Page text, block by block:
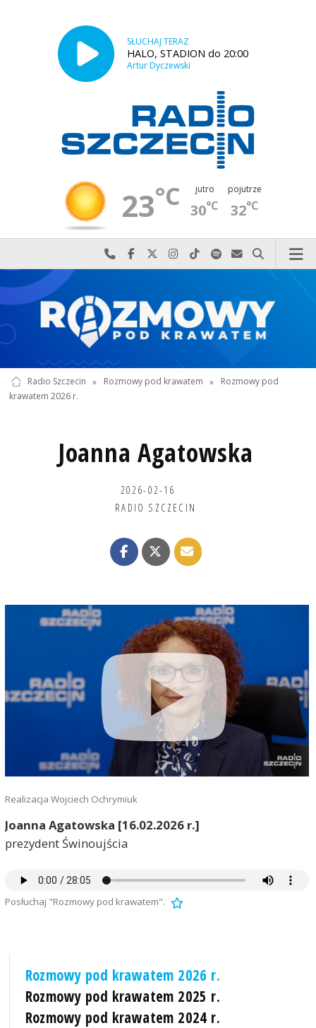
SŁUCHAJ TERAZ
HALO, STADION do 20:00
Artur Dyczewski
23°C jutro
30°C
pojutrze
32°C
Najlepiej po prostu do nas zadzwoń
Odwiedź nas na Facebook-u
Odwiedź nas na X
Odwiedź nas na Instagram-ie
Odwiedź nas na TikTok-u
Szukaj nas na Spotify
Wyślij do nas
Szukaj
Radio Szczecin » Rozmowy pod krawatem »
Rozmowy pod
krawatem 2026 r.
Joanna Agatowska
2026-02-16
RADIO SZCZECIN
Realizacja Wojciech Ochrymiuk
Joanna Agatowska [16.02.2026 r.]
prezydent Świnoujścia
Posłuchaj "Rozmowy pod krawatem".
Rozmowy pod krawatem 2026 r.
Rozmowy pod krawatem 2025 r.
Rozmowy pod krawatem 2024 r.